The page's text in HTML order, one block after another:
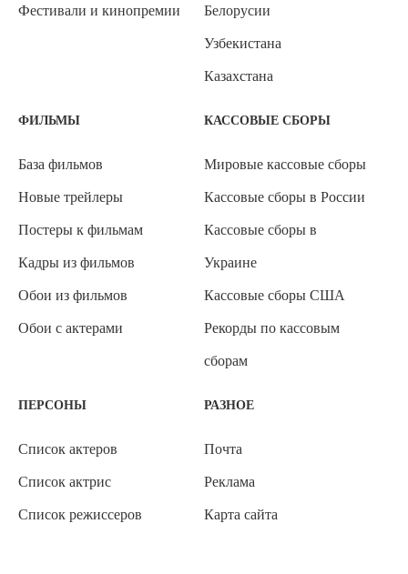
Фестивали и кинопремии Белорусии
Узбекистана
Казахстана
ФИЛЬМЫ
База фильмов
Новые трейлеры
Постеры к фильмам
Кадры из фильмов
Обои из фильмов
Обои с актерами
КАССОВЫЕ СБОРЫ
Мировые кассовые сборы
Кассовые сборы в России
Кассовые сборы в
Украине
Кассовые сборы США
Рекорды по кассовым
сборам
ПЕРСОНЫ
Список актеров
Список актрис
Список режиссеров
РАЗНОЕ
Почта
Реклама
Карта сайта